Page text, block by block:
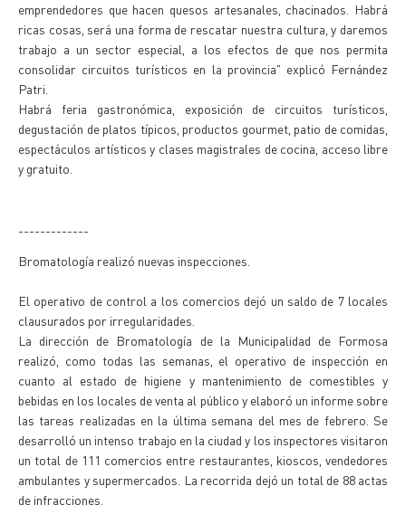
emprendedores que hacen quesos artesanales, chacinados. Habrá
ricas cosas, será una forma de rescatar nuestra cultura, y daremos
trabajo a un sector especial, a los efectos de que nos permita
consolidar circuitos turísticos en la provincia" explicó Fernández
Patri.
Habrá feria gastronómica, exposición de circuitos turísticos,
degustación de platos típicos, productos gourmet, patio de comidas,
espectáculos artísticos y clases magistrales de cocina, acceso libre
y gratuito.
-------------
Bromatología realizó nuevas inspecciones.
El operativo de control a los comercios dejó un saldo de 7 locales
clausurados por irregularidades.
La dirección de Bromatología de la Municipalidad de Formosa
realizó, como todas las semanas, el operativo de inspección en
cuanto al estado de higiene y mantenimiento de comestibles y
bebidas en los locales de venta al público y elaboró un informe sobre
las tareas realizadas en la última semana del mes de febrero. Se
desarrolló un intenso trabajo en la ciudad y los inspectores visitaron
un total de 111 comercios entre restaurantes, kioscos, vendedores
ambulantes y supermercados. La recorrida dejó un total de 88 actas
de infracciones.